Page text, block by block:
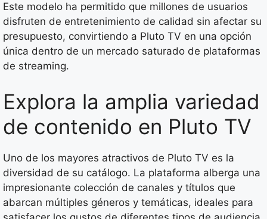
Este modelo ha permitido que millones de usuarios
disfruten de entretenimiento de calidad sin afectar su
presupuesto, convirtiendo a Pluto TV en una opción
única dentro de un mercado saturado de plataformas
de streaming.
Explora la amplia variedad
de contenido en Pluto TV
Uno de los mayores atractivos de Pluto TV es la
diversidad de su catálogo. La plataforma alberga una
impresionante colección de canales y títulos que
abarcan múltiples géneros y temáticas, ideales para